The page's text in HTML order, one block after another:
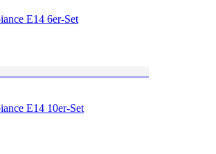
E14 6er-Set
E14 10er-Set